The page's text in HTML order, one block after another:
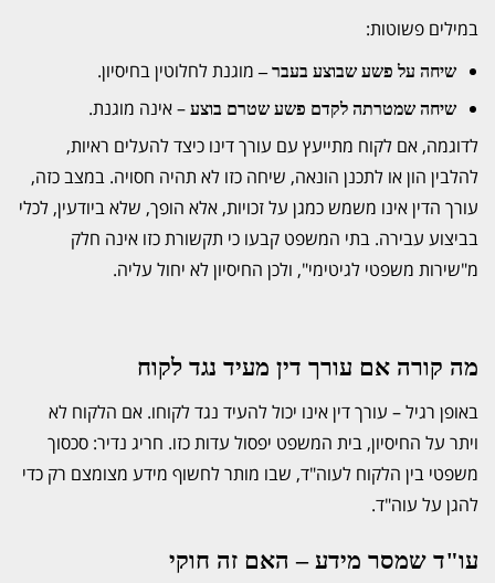
במילים פשוטות:
שיחה על פשע שבוצע בעבר – מוגנת לחלוטין בחיסיון.
שיחה שמטרתה לקדם פשע שטרם בוצע – אינה מוגנת.
לדוגמה, אם לקוח מתייעץ עם עורך דינו כיצד להעלים ראיות,
להלבין הון או לתכנן הונאה, שיחה כזו לא תהיה חסויה. במצב כזה,
עורך הדין אינו משמש כמגן על זכויות, אלא הופך, שלא ביודעין, לכלי
בביצוע עבירה. בתי המשפט קבעו כי תקשורת כזו אינה חלק
מ"שירות משפטי לגיטימי", ולכן החיסיון לא יחול עליה.
מה קורה אם עורך דין מעיד נגד לקוח
באופן רגיל – עורך דין אינו יכול להעיד נגד לקוחו. אם הלקוח לא
ויתר על החיסיון, בית המשפט יפסול עדות כזו. חריג נדיר: סכסוך
משפטי בין הלקוח לעוה"ד, שבו מותר לחשוף מידע מצומצם רק כדי
להגן על עוה"ד.
עו"ד שמסר מידע – האם זה חוקי